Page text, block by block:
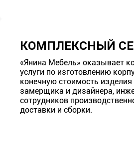
КОМПЛЕКСНЫЙ
«Янина Мебель» оказывает
услуги по изготовлению
конечную стоимость изделия
замерщика и дизайнера,
сотрудников
доставки и сборки.